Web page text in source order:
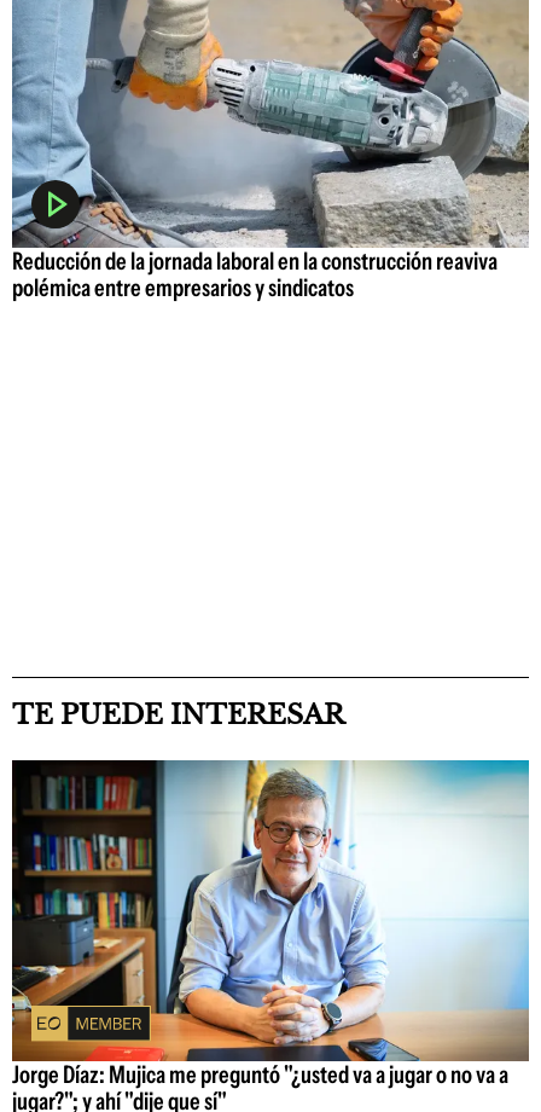
Reducción de la jornada laboral en la construcción reaviva
polémica entre empresarios y sindicatos
TE PUEDE INTERESAR
Jorge Díaz: Mujica me preguntó "¿usted va a jugar o no va a
jugar?"; y ahí "dije que sí"